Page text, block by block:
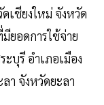
เชียงใหม่ จังหวัด
ยอดการใช้จ่าย
ะบุรี อำเภอเมือง
า จังหวัดยะลา